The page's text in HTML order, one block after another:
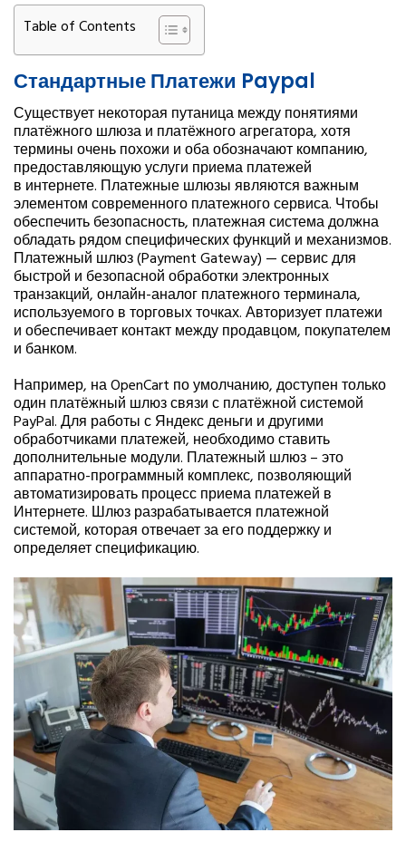
Table of Contents
Стандартные Платежи Paypal
Существует некоторая путаница между понятиями
платёжного шлюза и платёжного агрегатора, хотя
термины очень похожи и оба обозначают компанию,
предоставляющую услуги приема платежей
в интернете. Платежные шлюзы являются важным
элементом современного платежного сервиса. Чтобы
обеспечить безопасность, платежная система должна
обладать рядом специфических функций и механизмов.
Платежный шлюз (Payment Gateway) — сервис для
быстрой и безопасной обработки электронных
транзакций, онлайн-аналог платежного терминала,
используемого в торговых точках. Авторизует платежи
и обеспечивает контакт между продавцом, покупателем
и банком.
Например, на OpenCart по умолчанию, доступен только
один платёжный шлюз связи с платёжной системой
PayPal. Для работы с Яндекс деньги и другими
обработчиками платежей, необходимо ставить
дополнительные модули. Платежный шлюз – это
аппаратно-программный комплекс, позволяющий
автоматизировать процесс приема платежей в
Интернете. Шлюз разрабатывается платежной
системой, которая отвечает за его поддержку и
определяет спецификацию.